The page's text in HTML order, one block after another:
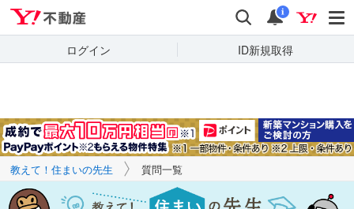
検索 通知
i
ログイン ID新規取得
キーワードで
質問を探す
教えて！住まいの先生 質問一覧